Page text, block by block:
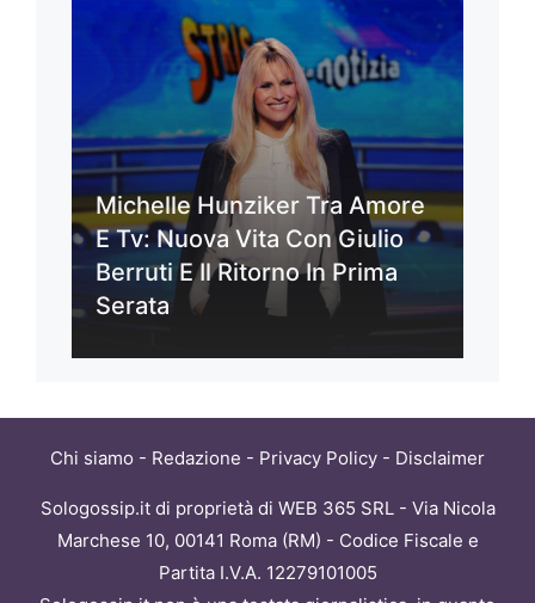
Michelle Hunziker Tra Amore
E Tv: Nuova Vita Con Giulio
Berruti E Il Ritorno In Prima
Serata
Chi siamo - Redazione - Privacy Policy - Disclaimer
Sologossip.it di proprietà di WEB 365 SRL - Via Nicola
Marchese 10, 00141 Roma (RM) - Codice Fiscale e
Partita I.V.A. 12279101005